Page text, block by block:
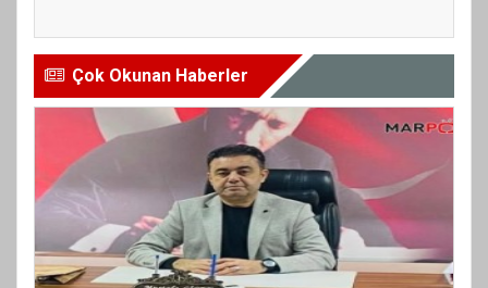
Çok Okunan Haberler